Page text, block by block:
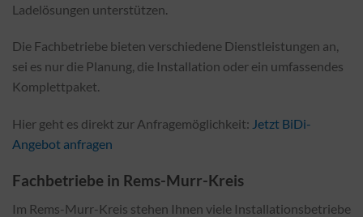
Ladelösungen unterstützen.
Die Fachbetriebe bieten verschiedene Dienstleistungen an,
sei es nur die Planung, die Installation oder ein umfassendes
Komplettpaket.
Hier geht es direkt zur Anfragemöglichkeit: Jetzt BiDi-
Angebot anfragen
Fachbetriebe in Rems-Murr-Kreis
Im Rems-Murr-Kreis stehen Ihnen viele Installationsbetriebe